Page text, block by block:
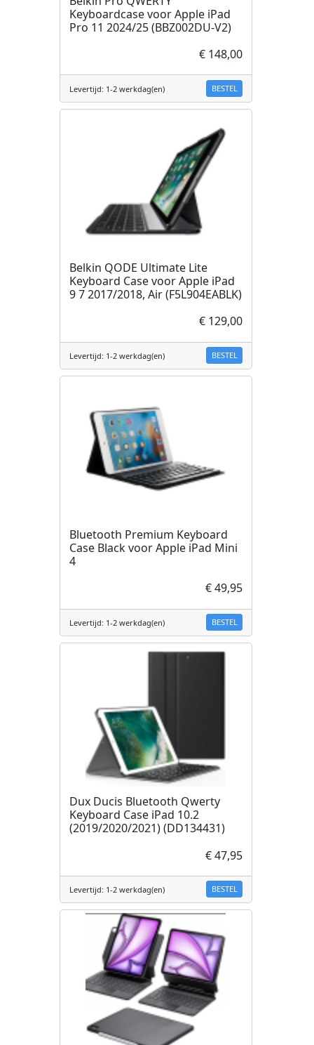
Keyboardcase voor Apple iPad
Pro 11 2024/25 (BBZ002DU-V2)
€ 148,00
Levertijd: 1-2 werkdag(en) BESTEL
Belkin QODE Ultimate Lite
Keyboard Case voor Apple iPad
9 7 2017/2018, Air (F5L904EABLK)
€ 129,00
Levertijd: 1-2 werkdag(en) BESTEL
Bluetooth Premium Keyboard
Case Black voor Apple iPad Mini
4
€ 49,95
Levertijd: 1-2 werkdag(en) BESTEL
Dux Ducis Bluetooth Qwerty
Keyboard Case iPad 10.2
(2019/2020/2021) (DD134431)
€ 47,95
Levertijd: 1-2 werkdag(en) BESTEL